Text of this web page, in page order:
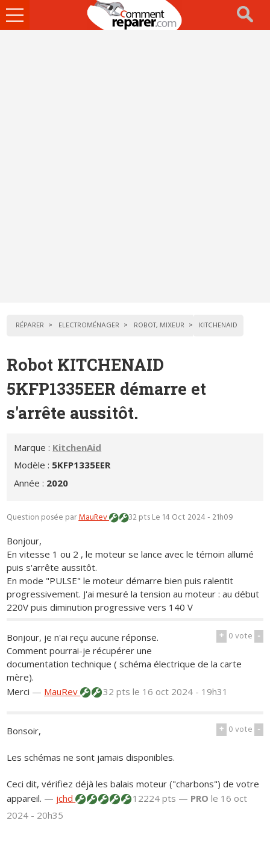
Ouvrir
le
RÉPARER ELECTROMÉNAGER ROBOT, MIXEUR KITCHENAID
Robot KITCHENAID
5KFP1335EER démarre et
s'arrête aussitôt.
Marque : KitchenAid
Modèle : 5KFP1335EER
Année : 2020
Question posée parMauRev 32 ptsLe 14 Oct 2024 - 21h09
Bonjour,
En vitesse 1 ou 2 , le moteur se lance avec le témoin allumé
puis s'arrête aussitôt.
En mode "PULSE" le moteur démarre bien puis ralentit
progressivement. J'ai mesuré la tension au moteur : au début
220V puis diminution progressive vers 140 V
+ 0vote -
Bonjour, je n'ai reçu aucune réponse.
Comment pourrai-je récupérer une
documentation technique ( schéma électrique de la carte
mère).
Merci — MauRev 32 ptsle 16 oct 2024 - 19h31
+ 0vote -
Bonsoir,
Les schémas ne sont jamais disponibles.
Ceci dit, vérifiez déjà les balais moteur ("charbons") de votre
appareil. — jchd 12224 pts — PRO le 16 oct
2024 - 20h35